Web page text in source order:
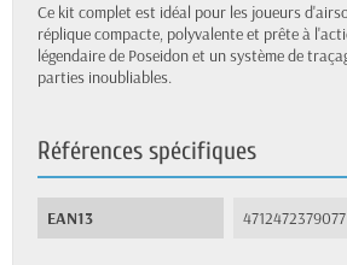
Ce kit complet est idéal pour les joueurs
réplique compacte, polyvalente et prête à
légendaire de Poseidon et un système de
parties inoubliables.
Références spécifiques
EAN13 4712472379077